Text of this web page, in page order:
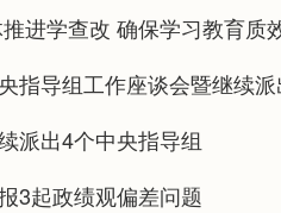
进学查改 确保学习教育质
指导组工作座谈会暨继续
派出4个中央指导组
3起政绩观偏差问题